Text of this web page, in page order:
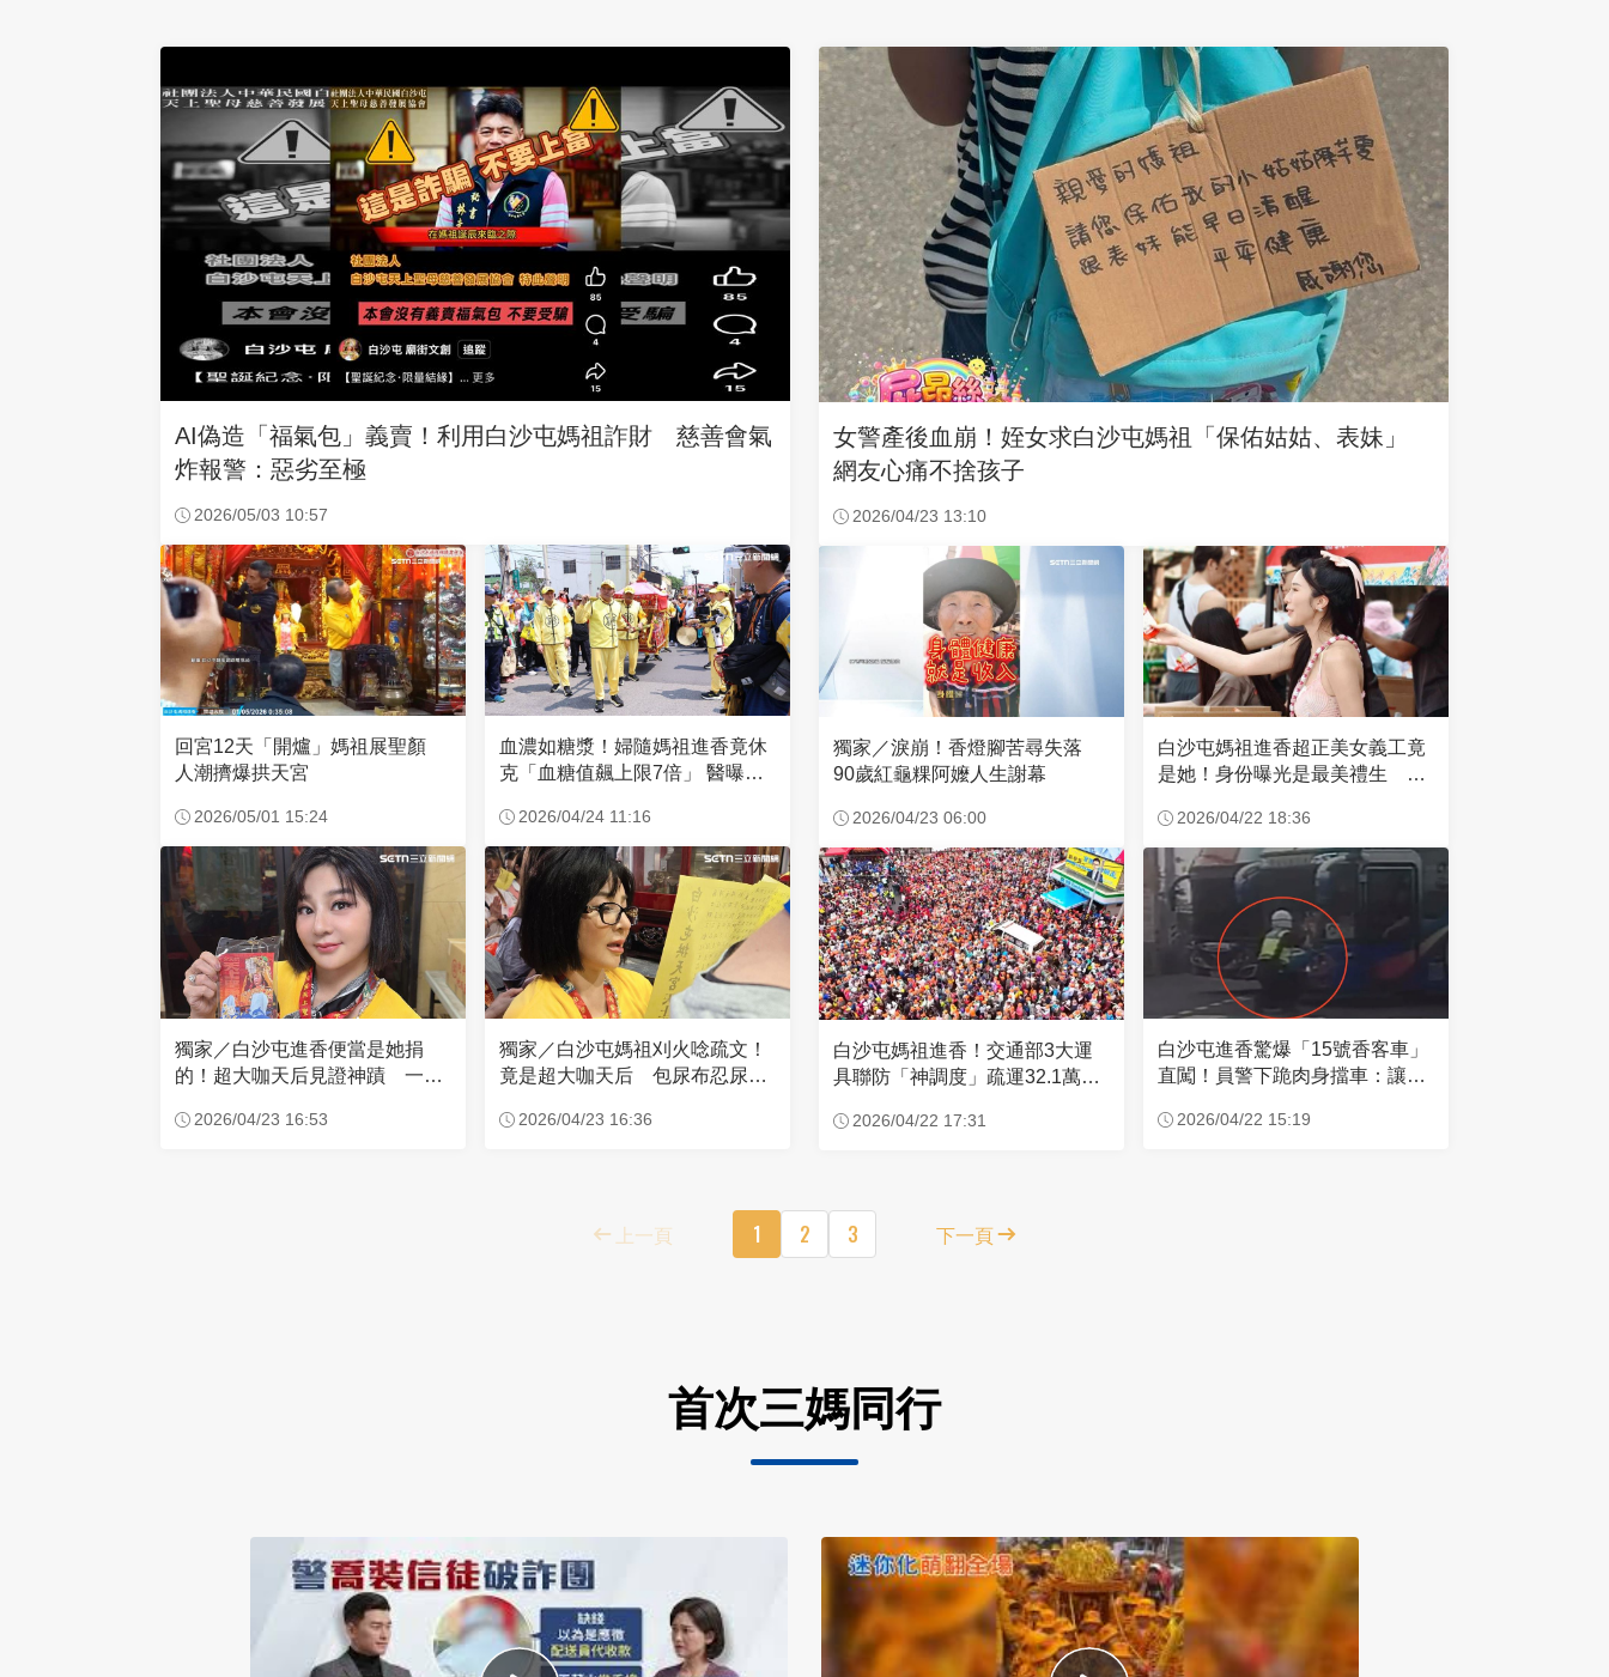
AI偽造「福氣包」義賣！利用白沙屯媽祖詐財 慈善會氣
炸報警：惡劣至極
2026/05/03 10:57
回宮12天「開爐」媽祖展聖顏
人潮擠爆拱天宮
2026/05/01 15:24
血濃如糖漿！婦隨媽祖進香竟休
克「血糖值飆上限7倍」 醫曝原
2026/04/24 11:16
獨家／白沙屯進香便當是她捐
的！超大咖天后見證神蹟 一靠
2026/04/23 16:53
獨家／白沙屯媽祖刈火唸疏文！
竟是超大咖天后 包尿布忍尿5
2026/04/23 16:36
女警產後血崩！姪女求白沙屯媽祖「保佑姑姑、表妹」
網友心痛不捨孩子
2026/04/23 13:10
獨家／淚崩！香燈腳苦尋失落
90歲紅龜粿阿嬤人生謝幕
2026/04/23 06:00
白沙屯媽祖進香超正美女義工竟
是她！身份曝光是最美禮生 一
2026/04/22 18:36
白沙屯媽祖進香！交通部3大運
具聯防「神調度」疏運32.1萬創
2026/04/22 17:31
白沙屯進香驚爆「15號香客車」
直闖！員警下跪肉身擋車：讓行
2026/04/22 15:19
上一頁 1 2 3 下一頁
首次三媽同行